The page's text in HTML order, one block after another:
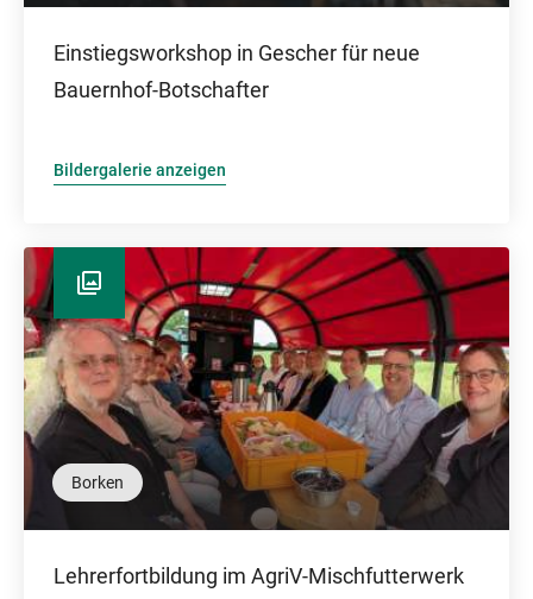
Einstiegsworkshop in Gescher für neue
Bauernhof-Botschafter
Bildergalerie anzeigen
Borken
Lehrerfortbildung im AgriV-Mischfutterwerk